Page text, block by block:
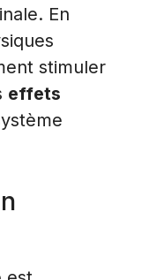
En
stimuler
effets